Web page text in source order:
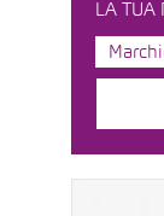
LA TUA